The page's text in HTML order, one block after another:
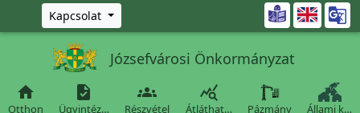
Ugrás a fő tartalomra
Kapcsolat 
Józsefvárosi Önkormányzat

Otthon

Ügyintéz…

Részvétel

Átláthat… Pázmány Állami k…